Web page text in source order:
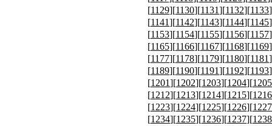
[1129][1130][1131][1132][1133
[1141][1142][1143][1144][1145
[1153][1154][1155][1156][1157
[1165][1166][1167][1168][1169
[1177][1178][1179][1180][1181
[1189][1190][1191][1192][1193
[1201][1202][1203][1204][1205
[1212][1213][1214][1215][1216
[1223][1224][1225][1226][1227
[1234][1235][1236][1237][1238